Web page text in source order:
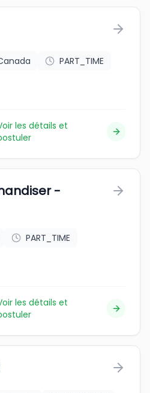
PART_TIME
les détails et
-
PART_TIME
les détails et